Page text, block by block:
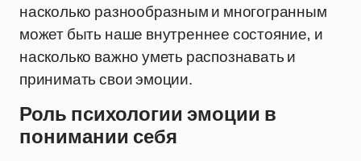
насколько разнообразным и многогранным
может быть наше внутреннее состояние, и
насколько важно уметь распознавать и
принимать свои эмоции.
Роль психологии эмоции в
понимании себя